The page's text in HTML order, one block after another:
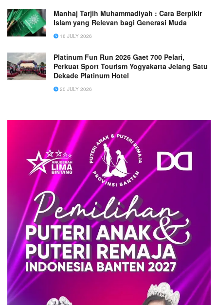
Manhaj Tarjih Muhammadiyah : Cara Berpikir
Islam yang Relevan bagi Generasi Muda
16 JULY 2026
Platinum Fun Run 2026 Gaet 700 Pelari,
Perkuat Sport Tourism Yogyakarta Jelang Satu
Dekade Platinum Hotel
20 JULY 2026